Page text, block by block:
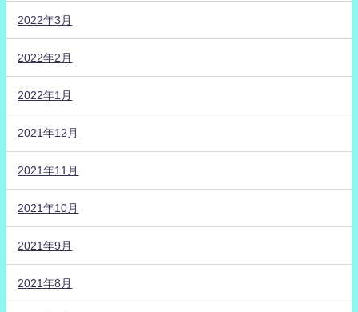
2022年3月
2022年2月
2022年1月
2021年12月
2021年11月
2021年10月
2021年9月
2021年8月